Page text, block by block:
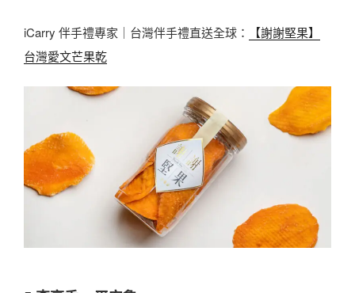
iCarry 伴手禮專家｜台灣伴手禮直送全球：
【謝謝堅果】
台灣愛文芒果乾